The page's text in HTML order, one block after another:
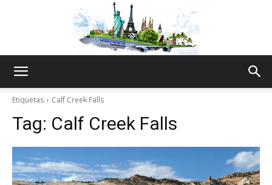
Etiquetas Calf Creek Falls
Tag: Calf Creek Falls